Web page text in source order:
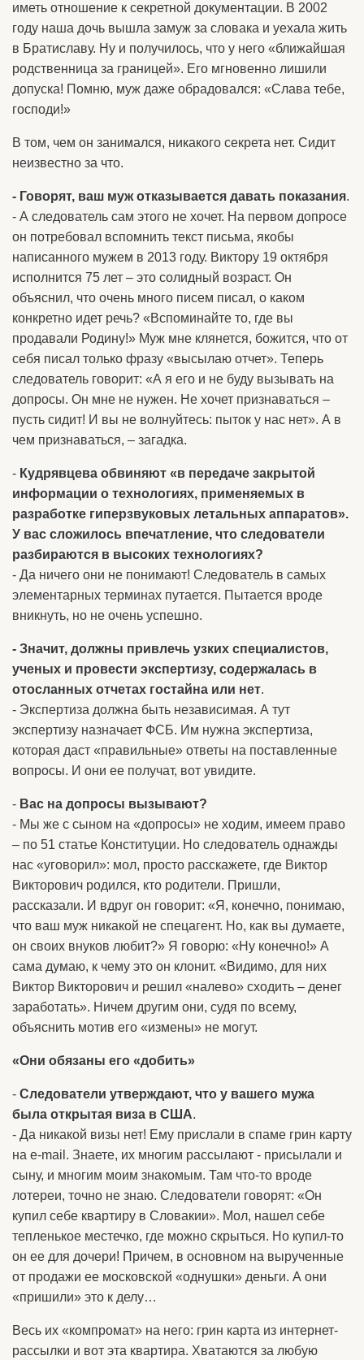
иметь отношение к секретной документации. В 2002
году наша дочь вышла замуж за словака и уехала жить
в Братиславу. Ну и получилось, что у него «ближайшая
родственница за границей». Его мгновенно лишили
допуска! Помню, муж даже обрадовался: «Слава тебе,
господи!»
В том, чем он занимался, никакого секрета нет. Сидит
неизвестно за что.
- Говорят, ваш муж отказывается давать показания.
- А следователь сам этого не хочет. На первом допросе
он потребовал вспомнить текст письма, якобы
написанного мужем в 2013 году. Виктору 19 октября
исполнится 75 лет – это солидный возраст. Он
объяснил, что очень много писем писал, о каком
конкретно идет речь? «Вспоминайте то, где вы
продавали Родину!» Муж мне клянется, божится, что от
себя писал только фразу «высылаю отчет». Теперь
следователь говорит: «А я его и не буду вызывать на
допросы. Он мне не нужен. Не хочет признаваться –
пусть сидит! И вы не волнуйтесь: пыток у нас нет». А в
чем признаваться, – загадка.
- Кудрявцева обвиняют «в передаче закрытой
информации о технологиях, применяемых в
разработке гиперзвуковых летальных аппаратов».
У вас сложилось впечатление, что следователи
разбираются в высоких технологиях?
- Да ничего они не понимают! Следователь в самых
элементарных терминах путается. Пытается вроде
вникнуть, но не очень успешно.
- Значит, должны привлечь узких специалистов,
ученых и провести экспертизу, содержалась в
отосланных отчетах гостайна или нет.
- Экспертиза должна быть независимая. А тут
экспертизу назначает ФСБ. Им нужна экспертиза,
которая даст «правильные» ответы на поставленные
вопросы. И они ее получат, вот увидите.
- Вас на допросы вызывают?
- Мы же с сыном на «допросы» не ходим, имеем право
– по 51 статье Конституции. Но следователь однажды
нас «уговорил»: мол, просто расскажете, где Виктор
Викторович родился, кто родители. Пришли,
рассказали. И вдруг он говорит: «Я, конечно, понимаю,
что ваш муж никакой не спецагент. Но, как вы думаете,
он своих внуков любит?» Я говорю: «Ну конечно!» А
сама думаю, к чему это он клонит. «Видимо, для них
Виктор Викторович и решил «налево» сходить – денег
заработать». Ничем другим они, судя по всему,
объяснить мотив его «измены» не могут.
«Они обязаны его «добить»
- Следователи утверждают, что у вашего мужа
была открытая виза в США.
- Да никакой визы нет! Ему прислали в спаме грин карту
на e-mail. Знаете, их многим рассылают - присылали и
сыну, и многим моим знакомым. Там что-то вроде
лотереи, точно не знаю. Следователи говорят: «Он
купил себе квартиру в Словакии». Мол, нашел себе
тепленькое местечко, где можно скрыться. Но купил-то
он ее для дочери! Причем, в основном на вырученные
от продажи ее московской «однушки» деньги. А они
«пришили» это к делу…
Весь их «компромат» на него: грин карта из интернет-
рассылки и вот эта квартира. Хватаются за любую